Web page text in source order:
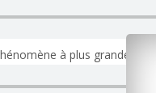
à plus grande